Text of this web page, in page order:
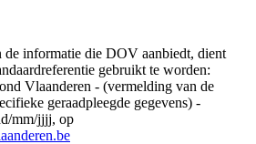
informatie die DOV aanbiedt, dient
gebruikt te worden:
Vlaanderen - (vermelding van de
geraadpleegde gegevens) -
mm/jjjj, op